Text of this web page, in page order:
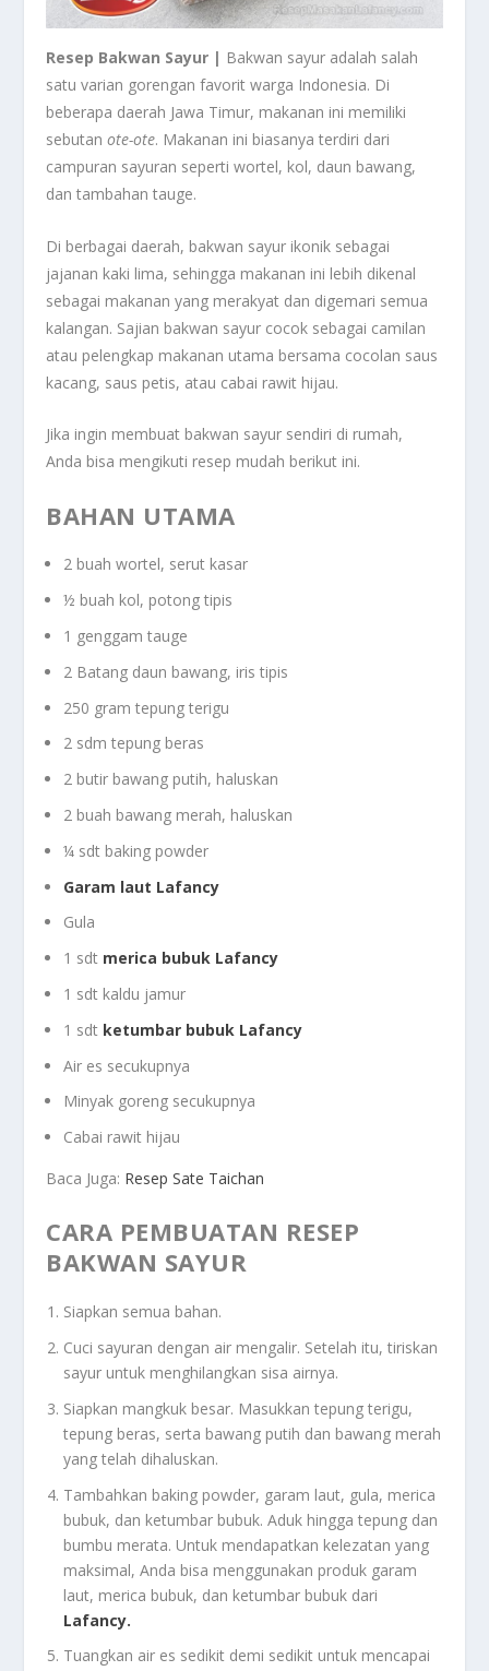
Resep Bakwan Sayur | Bakwan sayur adalah salah
satu varian gorengan favorit warga Indonesia. Di
beberapa daerah Jawa Timur, makanan ini memiliki
sebutanote-ote. Makanan ini biasanya terdiri dari
campuran sayuran seperti wortel, kol, daun bawang,
dan tambahan tauge.
Di berbagai daerah, bakwan sayur ikonik sebagai
jajanan kaki lima, sehingga makanan ini lebih dikenal
sebagai makanan yang merakyat dan digemari semua
kalangan. Sajian bakwan sayur cocok sebagai camilan
atau pelengkap makanan utama bersama cocolan saus
kacang, saus petis, atau cabai rawit hijau.
Jika ingin membuat bakwan sayur sendiri di rumah,
Anda bisa mengikuti resep mudah berikut ini.
BAHAN UTAMA
2 buah wortel, serut kasar
½ buah kol, potong tipis
1 genggam tauge
2 Batang daun bawang, iris tipis
250 gram tepung terigu
2 sdm tepung beras
2 butir bawang putih, haluskan
2 buah bawang merah, haluskan
¼ sdt baking powder
Garam laut Lafancy
Gula
1 sdt merica bubuk Lafancy
1 sdt kaldu jamur
1 sdt ketumbar bubuk Lafancy
Air es secukupnya
Minyak goreng secukupnya
Cabai rawit hijau
Baca Juga: Resep Sate Taichan
CARA PEMBUATAN RESEP
BAKWAN SAYUR
Siapkan semua bahan.
Cuci sayuran dengan air mengalir. Setelah itu, tiriskan
sayur untuk menghilangkan sisa airnya.
Siapkan mangkuk besar. Masukkan tepung terigu,
tepung beras, serta bawang putih dan bawang merah
yang telah dihaluskan.
Tambahkan baking powder, garam laut, gula, merica
bubuk, dan ketumbar bubuk. Aduk hingga tepung dan
bumbu merata. Untuk mendapatkan kelezatan yang
maksimal, Anda bisa menggunakan produk garam
laut, merica bubuk, dan ketumbar bubuk dari
Lafancy.
Tuangkan air es sedikit demi sedikit untuk mencapai